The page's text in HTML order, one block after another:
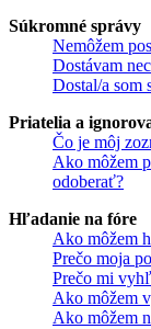
Súkromné správy
Nemôžem
Dostávam
Dostal/a som
Priatelia a
Čo je môj
Ako môžem
odoberať?
Hľadanie na fóre
Ako môžem
Prečo moja
Prečo mi
Ako môžem
Ako môžem